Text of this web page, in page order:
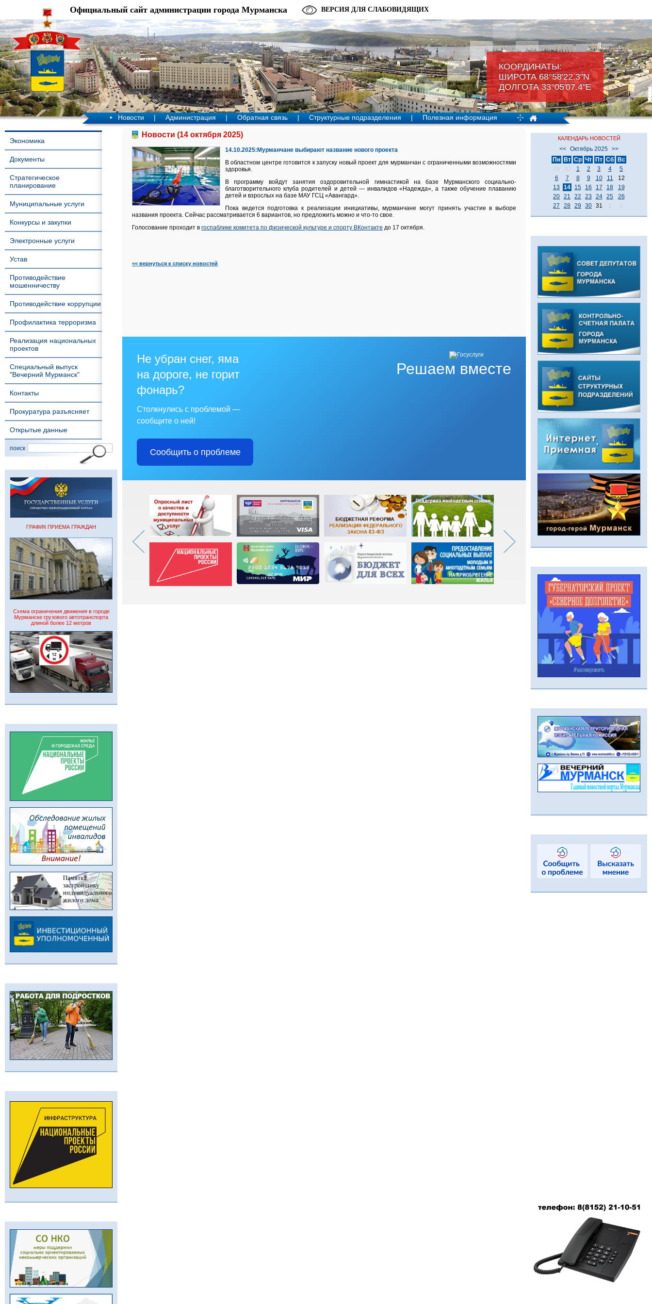
КООРДИНАТЫ:
ШИРОТА 68°58'22.3"N
ДОЛГОТА 33°05'07.4"Е
Официальный сайт администрации города Мурманска ВЕРСИЯ ДЛЯ СЛАБОВИДЯЩИХ
Новости | Администрация | Обратная связь | Структурные подразделения | Полезная информация
Экономика
Документы
Стратегическое
планирование
Муниципальные услуги
Конкурсы и закупки
Электронные услуги
Устав
Противодействие
мошенничеству
Противодействие коррупции
Профилактика терроризма
Реализация национальных
проектов
Специальный выпуск
"Вечерний Мурманск"
Контакты
Прокуратура разъясняет
Открытые данные
поиск
ГРАФИК ПРИЕМА ГРАЖДАН
Схема ограничения движения в городе
Мурманске грузового автотранспорта
длиной более 12 метров
Новости (14 октября 2025)
14.10.2025:Мурманчане выбирают название нового проекта
В областном центре готовится к запуску новый проект для мурманчан с ограниченными возможностями
здоровья.
В программу войдут занятия оздоровительной гимнастикой на базе Мурманского социально-
благотворительного клуба родителей и детей — инвалидов «Надежда», а также обучение плаванию
детей и взрослых на базе МАУ ГСЦ «Авангард».
Пока ведется подготовка к реализации инициативы, мурманчане могут принять участие в выборе
названия проекта. Сейчас рассматривается 6 вариантов, но предложить можно и что-то свое.
Голосование проходит в госпаблике комитета по физической культуре и спорту ВКонтакте до 17 октября.
<< вернуться к списку новостей
Решаем вместе
Не убран снег, яма
на дороге, не горит
фонарь?
Столкнулись с проблемой —
сообщите о ней!
Сообщить о проблеме
КАЛЕНДАРЬ НОВОСТЕЙ
<< Октябрь 2025
>>
Пн
Вт Ср Чт Пт Сб
Вс
29
30 1 2 3 4
5
6
7 8 9 10 11
12
13
14 15 16 17 18
19
20 21 22 23 24 25
26
27
28 29 30 31 1 2